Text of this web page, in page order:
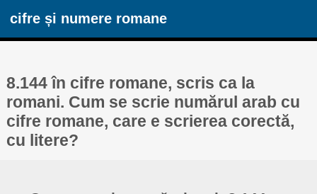
cifre și numere romane
8.144 în cifre romane, scris ca la
romani. Cum se scrie numărul arab cu
cifre romane, care e scrierea corectă,
cu litere?